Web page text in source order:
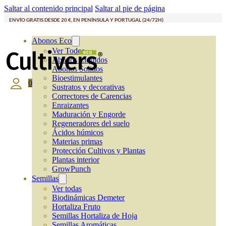
Saltar al contenido principal Saltar al pie de página
ENVÍO GRATIS DESDE 20 €, EN PENÍNSULA Y PORTUGAL (24/72H)
Abonos Eco
Ver Todos
Abonos Líquidos
Abonos Solidos
Bioestimulantes
Sustratos y decorativas
Correctores de Carencias
Enraizantes
Maduración y Engorde
Regeneradores del suelo
Ácidos húmicos
Materias primas
Protección Cultivos y Plantas
Plantas interior
GrowPunch
Semillas
Ver todas
Biodinámicas Demeter
Hortaliza Fruto
Semillas Hortaliza de Hoja
0